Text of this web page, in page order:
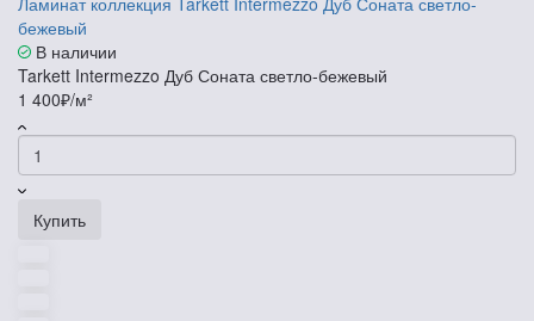
бежевый
В наличии
Tarkett Intermezzo Дуб Соната светло-бежевый
1 400₽/м²
Купить